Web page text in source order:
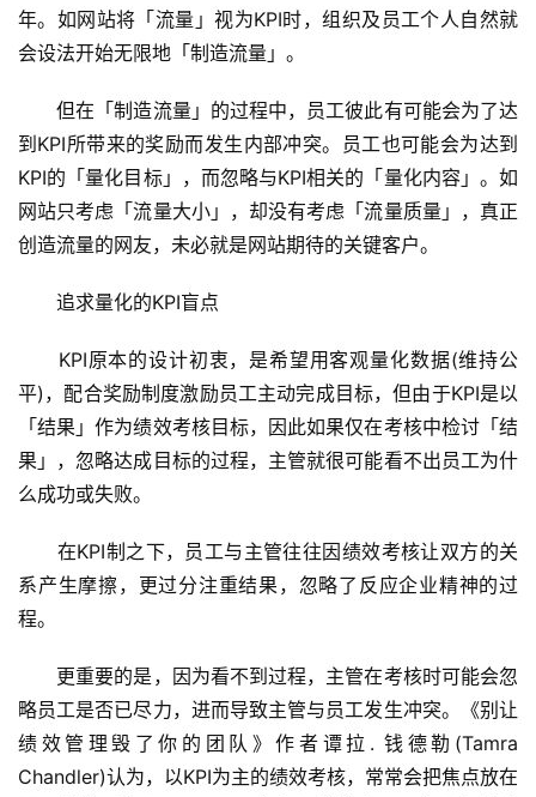
年。如网站将「流量」视为KPI时，组织及员工个人自然就
会设法开始无限地「制造流量」。
但在「制造流量」的过程中，员工彼此有可能会为了达
到KPI所带来的奖励而发生内部冲突。员工也可能会为达到
KPI的「量化目标」，而忽略与KPI相关的「量化内容」。如
网站只考虑「流量大小」，却没有考虑「流量质量」，真正
创造流量的网友，未必就是网站期待的关键客户。
追求量化的KPI盲点
KPI原本的设计初衷，是希望用客观量化数据(维持公
平)，配合奖励制度激励员工主动完成目标，但由于KPI是以
「结果」作为绩效考核目标，因此如果仅在考核中检讨「结
果」，忽略达成目标的过程，主管就很可能看不出员工为什
么成功或失败。
在KPI制之下，员工与主管往往因绩效考核让双方的关
系产生摩擦，更过分注重结果，忽略了反应企业精神的过
程。
更重要的是，因为看不到过程，主管在考核时可能会忽
略员工是否已尽力，进而导致主管与员工发生冲突。《别让
绩效管理毁了你的团队》作者谭拉. 钱德勒(Tamra
Chandler)认为，以KPI为主的绩效考核，常常会把焦点放在